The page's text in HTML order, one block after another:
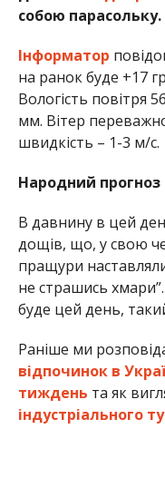
собою парасольку.
Інформатор
на ранок буде +17
Вологість повітря
мм. Вітер
швидкість – 1-3 м/с.
Народний прогноз
В давнину в цей
дощів, що, у свою
пращури
не страшись
буде цей день,
Раніше ми
відпочинок в
тиждень та як
індустріального